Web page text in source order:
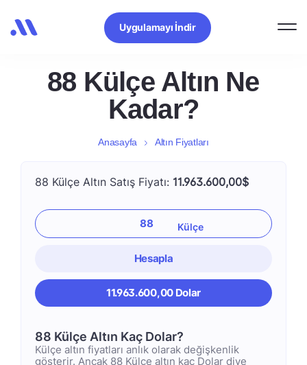
Uygulamayı İndir
88 Külçe Altın Ne
Kadar?
Anasayfa Altın Fiyatları
88 Külçe Altın Satış Fiyatı: 11.963.600,00$
Hesapla
11.963.600,00 Dolar
88 Külçe Altın Kaç Dolar?
Külçe altın fiyatları anlık olarak değişkenlik
gösterir. Ancak 88 Külçe altın kaç Dolar diye